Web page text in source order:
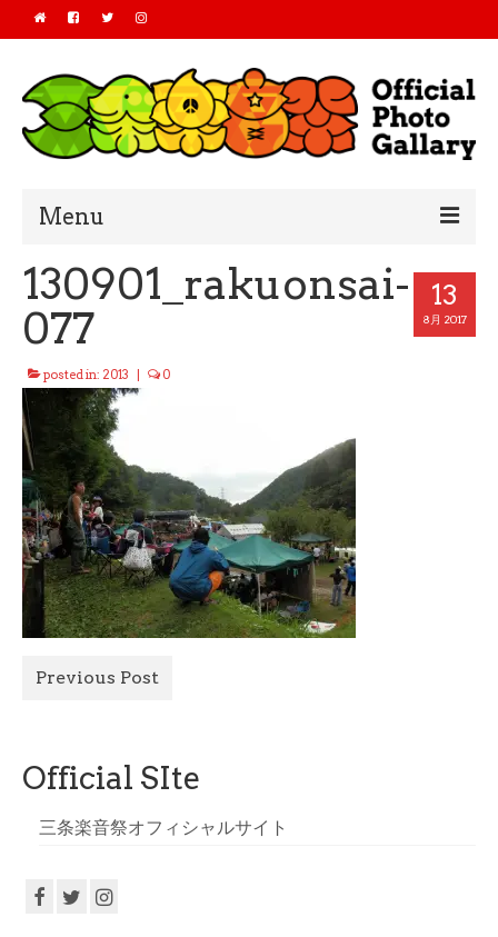
Menu
Home
2019
2018
2017
2016
All Photo
Official Site
13
8月 2017
130901_rakuonsai-
077
posted in: 2013 0
Previous Post
Official SIte
三条楽音祭オフィシャルサイト